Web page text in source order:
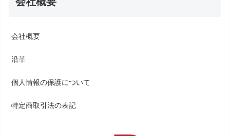
会社概要
沿革
個人情報の保護について
特定商取引法の表記